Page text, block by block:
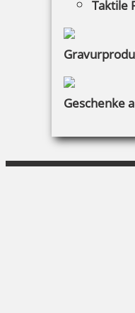
Taktile
Geschenke
Kundenservice
KONTAKT
UNI Schreibbedarf
089 284420